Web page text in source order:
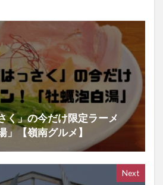
く」の今だけ限定ラーメ
」【嶺南グルメ】
Next